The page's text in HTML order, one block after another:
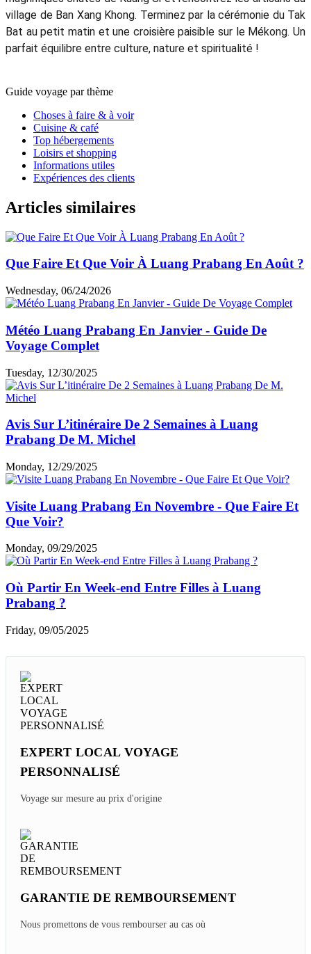
village de Ban Xang Khong. Terminez par la cérémonie du Tak
Bat au petit matin et une croisière paisible sur le Mékong. Un
parfait équilibre entre culture, nature et spiritualité !
Guide voyage par thème
Choses à faire & à voir
Cuisine & café
Top hébergements
Loisirs et shopping
Informations utiles
Expériences des clients
Articles similaires
Que Faire Et Que Voir À Luang Prabang En Août ?
Wednesday, 06/24/2026
Météo Luang Prabang En Janvier - Guide De
Voyage Complet
Tuesday, 12/30/2025
Avis Sur L’itinéraire De 2 Semaines à Luang
Prabang De M. Michel
Monday, 12/29/2025
Visite Luang Prabang En Novembre - Que Faire Et
Que Voir?
Monday, 09/29/2025
Où Partir En Week-end Entre Filles à Luang
Prabang ?
Friday, 09/05/2025
EXPERT LOCAL VOYAGE
PERSONNALISÉ
Voyage sur mesure au prix d'origine
GARANTIE DE REMBOURSEMENT
Nous promettons de vous rembourser au cas où